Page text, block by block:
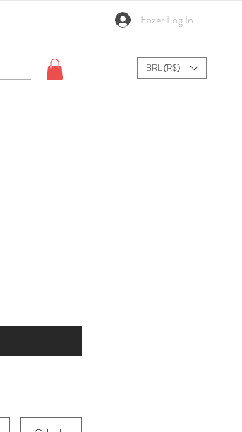
Fazer Log In
BRL (R$)